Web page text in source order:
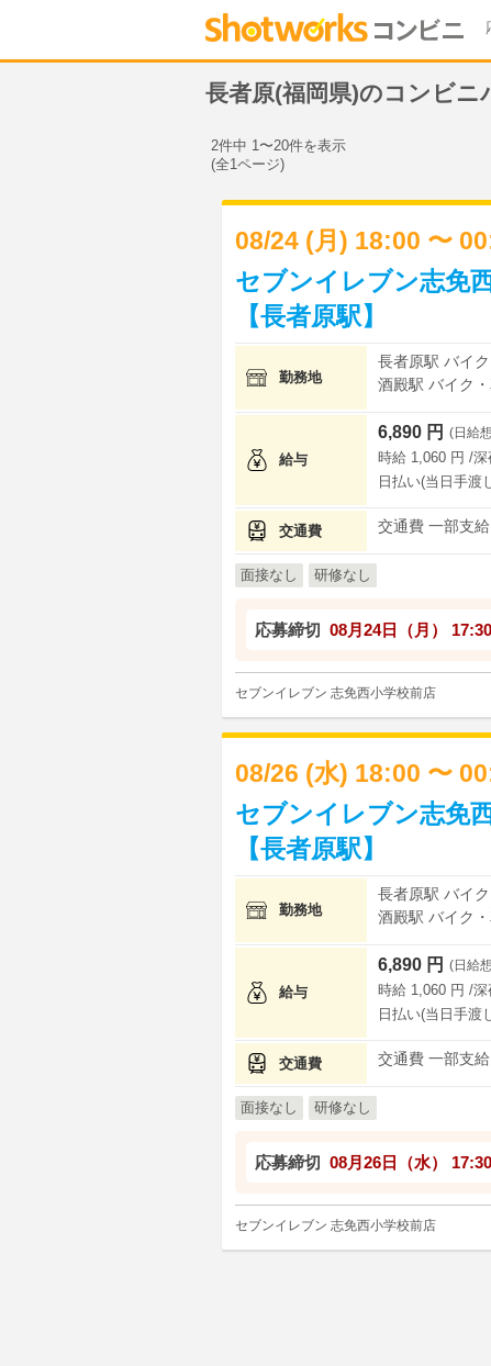
長者原(福岡県)のコンビニ
2件中 1〜20件を表示
(全1ページ)
08/24 (月) 18:00 〜
セブンイレブン志免
【長者原駅】
勤務地
長者原駅 バイ
酒殿駅 バイク
給与
6,890 円 (日給
時給 1,060 円 /
日払い(当日手渡
交通費 交通費 一部支給
面接なし 研修なし
応募締切 08月24日（月） 17:30
セブンイレブン 志免西小学校前店
08/26 (水) 18:00 〜
セブンイレブン志免
【長者原駅】
勤務地
長者原駅 バイ
酒殿駅 バイク
給与
6,890 円 (日給
時給 1,060 円 /
日払い(当日手渡
交通費 交通費 一部支給
面接なし 研修なし
応募締切 08月26日（水） 17:30
セブンイレブン 志免西小学校前店